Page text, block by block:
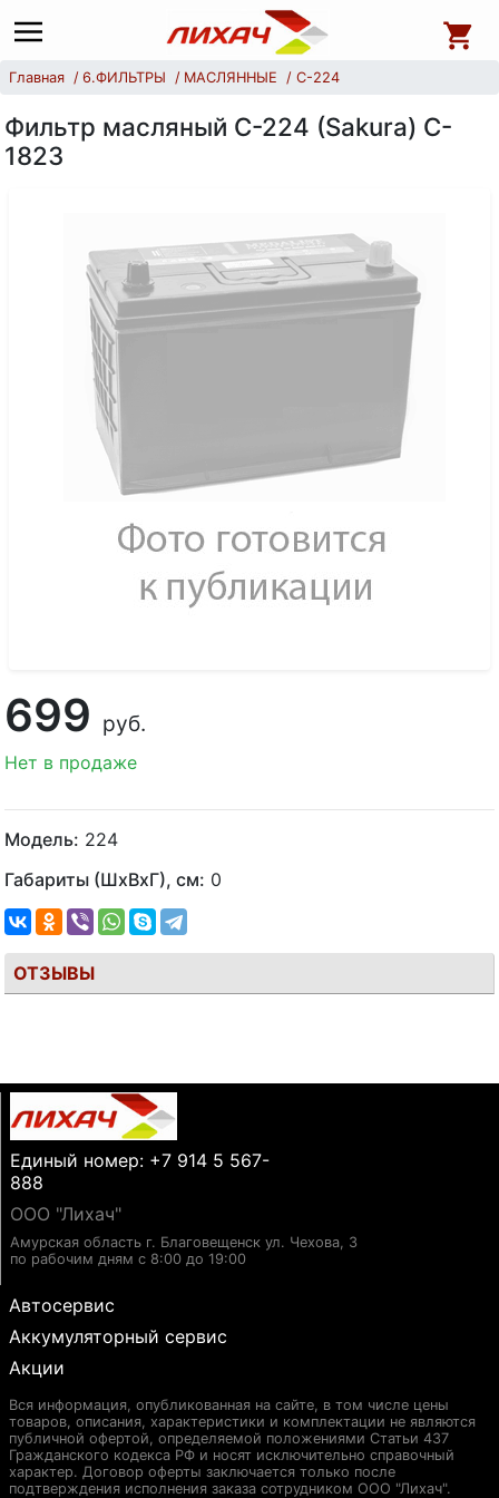
Главная 6.ФИЛЬТРЫ МАСЛЯННЫЕ С-224
Фильтр масляный С-224 (Sakura) C-
1823
699 руб.
Нет в продаже
Модель: 224
Габариты (ШхВхГ), см: 0
ОТЗЫВЫ
Единый номер: +7 914 5 567-
888
ООО "Лихач"
Амурская область г. Благовещенск ул. Чехова, 3
по рабочим дням с 8:00 до 19:00
Автосервис
Аккумуляторный сервис
Акции
Вся информация, опубликованная на сайте, в том числе цены
товаров, описания, характеристики и комплектации не являются
публичной офертой, определяемой положениями Статьи 437
Гражданского кодекса РФ и носят исключительно справочный
характер. Договор оферты заключается только после
подтверждения исполнения заказа сотрудником ООО "Лихач".